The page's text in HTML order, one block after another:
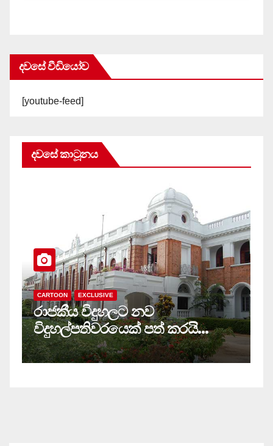
දවසේ වීඩියෝව
[youtube-feed]
දවසේ කාටූනය
CARTOON EXCLUSIVE
රාජකීය විදුහලට නව
විදුහල්පතිවරයෙක් පත් කරයි…